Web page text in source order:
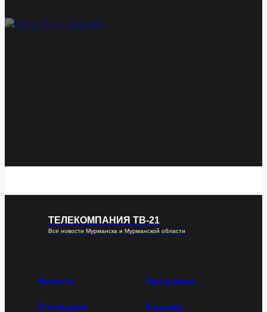
ТЕЛЕКОМПАНИЯ ТВ-21
Все новости Мурманска и Мурманской области
Новости Программы
О компании Команда